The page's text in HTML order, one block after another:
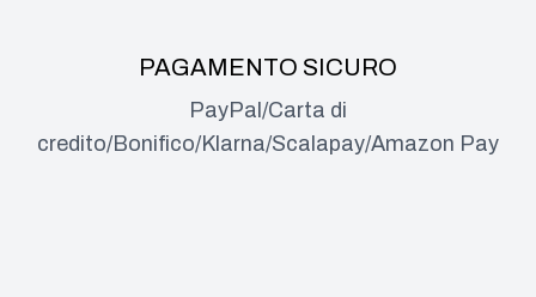
PAGAMENTO SICURO
PayPal/Carta di
credito/Bonifico/Klarna/Scalapay/Amazon Pay